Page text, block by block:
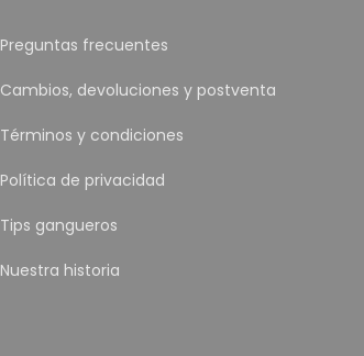
Preguntas frecuentes
Cambios, devoluciones y postventa
Términos y condiciones
Política de privacidad
Tips gangueros
Nuestra historia